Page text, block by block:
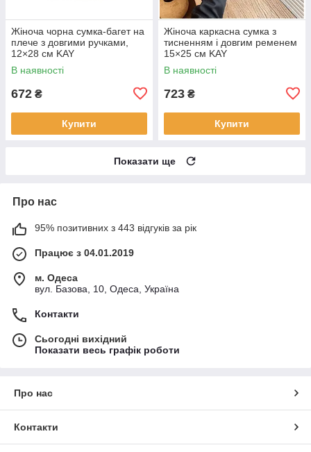
Жіноча чорна сумка-багет на
плече з довгими ручками,
12×28 см KAY
В наявності
672 ₴
Купити
Жіноча каркасна сумка з
тисненням і довгим ременем
15×25 см KAY
В наявності
723 ₴
Купити
Показати ще
Про нас
95% позитивних з 443 відгуків за рік
Працює з 04.01.2019
м. Одеса
вул. Базова, 10, Одеса, Україна
Контакти
Сьогодні вихідний
Показати весь графік роботи
Про нас
Контакти